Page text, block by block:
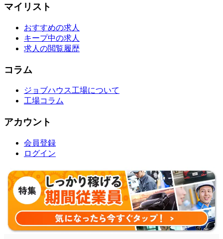
マイリスト
おすすめの求人
キープ中の求人
求人の閲覧履歴
コラム
ジョブハウス工場について
工場コラム
アカウント
会員登録
ログイン